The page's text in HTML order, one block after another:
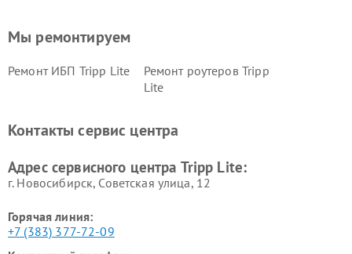
Мы ремонтируем
Ремонт ИБП Tripp Lite
Ремонт роутеров Tripp
Lite
Контакты сервис центра
Адрес сервисного центра Tripp Lite:
г. Новосибирск, Советская улица, 12
Горячая линия:
+7 (383) 377-72-09